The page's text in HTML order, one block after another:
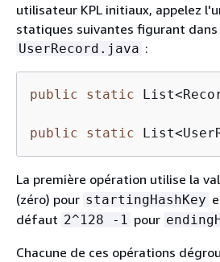
utilisateur KPL initiaux, appelez
statiques suivantes figurant dans
UserRecord.java :
public static
public static
La première opération utilise la
(zéro) pour startingHashKey
défaut 2^128 -1 pour
Chacune de ces opérations